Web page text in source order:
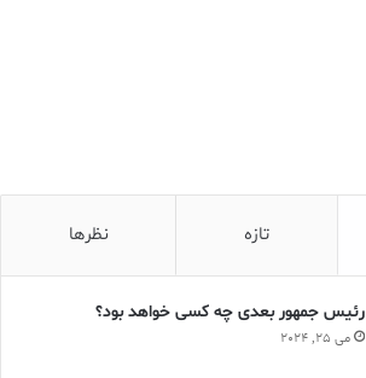
تازه نظرها
رئیس جمهور بعدی چه کسی خواهد بود؟
می 25, 2024